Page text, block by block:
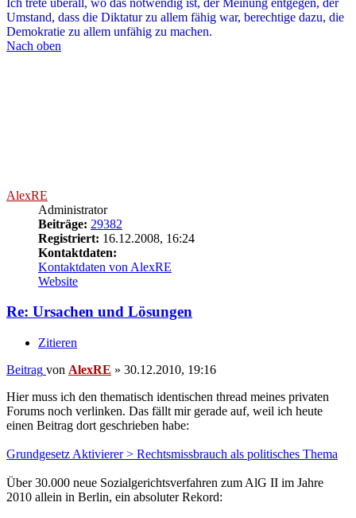
Zitieren
Beitrag von
Hartz-IV-Klageflut am größten Sozialgericht
Sechs Jahre nach Einführung der Hartz-IV-
Reformen haben die Klagen an Deutschlands
größtem Sozialgericht in Berlin einen dramatischen
Rekord erreicht. «Wir haben jedes Jahr
Rekordmarken», sagte Richter Marcus Howe im
7000 Klagen ein, werden es in diesem Jahr bis Ende
Verfahren sein». Und die umstrittenen Neuerungen bei
(...)
Jobcenter für Arbeitslose unklar und fehlerhaft seien -
IV-Geld. Auch Streit um Sanktionen oder die
Wohnkosten lande häufig bei den Sozialrichtern. «Das